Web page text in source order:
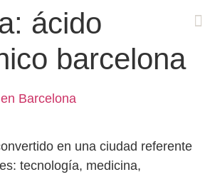
ácido
barcelona
Barcelona
en una ciudad referente
tecnología, medicina,